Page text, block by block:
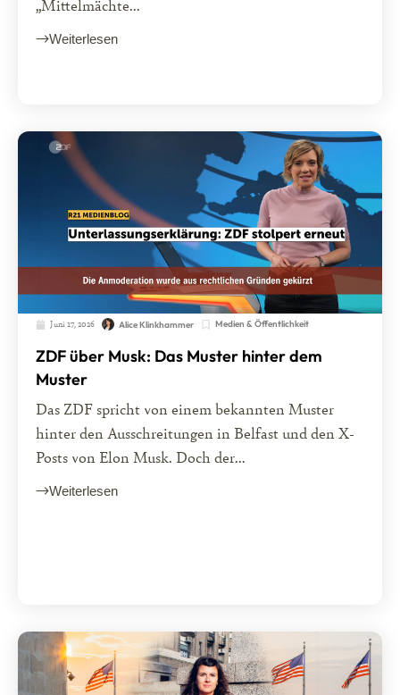
„Mittelmächte...
Weiterlesen
Juni 17, 2026 Alice Klinkhammer Medien & Öffentlichkeit
ZDF über Musk: Das Muster hinter dem
Muster
Das ZDF spricht von einem bekannten Muster
hinter den Ausschreitungen in Belfast und den X-
Posts von Elon Musk. Doch der...
Weiterlesen